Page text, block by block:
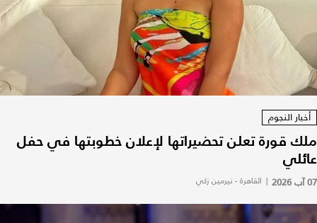
أخبار النجوم
ملك قورة تعلن تحضيراتها لإعلان خطوبتها في حفل
عائلي
07 آب 2026 | القاهرة - نيرمين زكي